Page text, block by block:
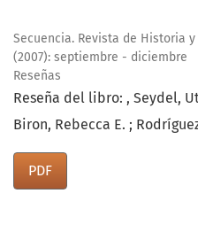
Secuencia. Revista de Historia
(2007): septiembre - diciembre
Reseñas
Reseña del libro: , Seydel,
Biron, Rebecca E. ;
PDF